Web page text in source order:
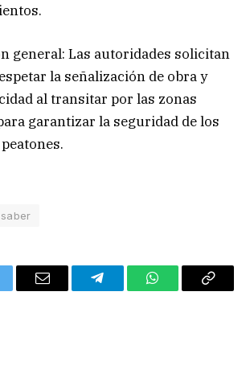
general: Las autoridades solicitan
la señalización de obra y
al transitar por las zonas
garantizar la seguridad de los
Email TelegramWhatsAppCopy